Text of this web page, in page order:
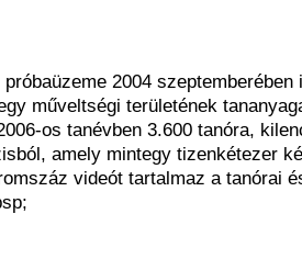
2004
műveltségi területének
os tanévben 3.600 tanóra,
amely mintegy tizenkétezer
videót tartalmaz a tanórai